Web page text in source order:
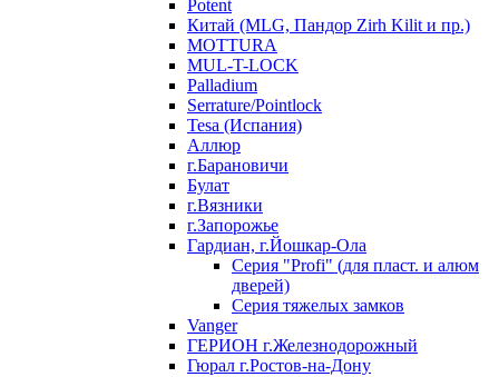
Potent
Китай (MLG, Пандор Zirh Kilit и пр.)
MOTTURA
MUL-T-LOCK
Palladium
Serrature/Pointlock
Tesa (Испания)
Аллюр
г.Барановичи
Булат
г.Вязники
г.Запорожье
Гардиан, г.Йошкар-Ола
Серия "Profi" (для пласт. и алюм
дверей)
Серия тяжелых замков
Vanger
ГЕРИОН г.Железнодорожный
Гюрал г.Ростов-на-Дону